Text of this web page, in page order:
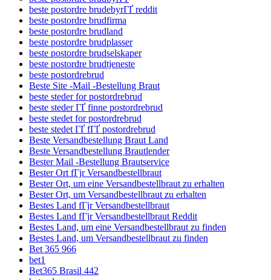
beste postordre brudebyrГҐ reddit
beste postordre brudfirma
beste postordre brudland
beste postordre brudplasser
beste postordre brudselskaper
beste postordre brudtjeneste
beste postordrebrud
Beste Site -Mail -Bestellung Braut
beste steder for postordrebrud
beste steder ГҐ finne postordrebrud
beste stedet for postordrebrud
beste stedet ГҐ fГҐ postordrebrud
Beste Versandbestellung Braut Land
Beste Versandbestellung Brautlender
Bester Mail -Bestellung Brautservice
Bester Ort fГјr Versandbestellbraut
Bester Ort, um eine Versandbestellbraut zu erhalten
Bester Ort, um Versandbestellbraut zu erhalten
Bestes Land fГјr Versandbestellbraut
Bestes Land fГјr Versandbestellbraut Reddit
Bestes Land, um eine Versandbestellbraut zu finden
Bestes Land, um Versandbestellbraut zu finden
Bet 365 966
bet1
Bet365 Brasil 442